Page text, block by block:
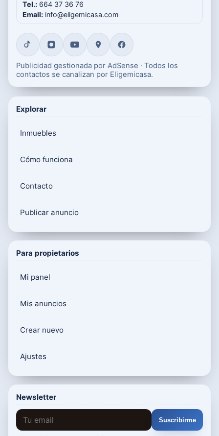
Tel.: 664 37 36 76
Email: info@eligemicasa.com
Publicidad gestionada por AdSense · Todos los
contactos se canalizan por Eligemicasa.
Explorar
Inmuebles
Cómo funciona
Contacto
Publicar anuncio
Para propietarios
Mi panel
Mis anuncios
Crear nuevo
Ajustes
Newsletter
Suscribirme